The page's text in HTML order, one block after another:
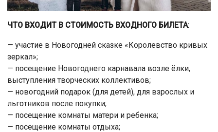
ЧТО ВХОДИТ В СТОИМОСТЬ ВХОДНОГО БИЛЕТА:
— участие в Новогодней сказке «Королевство кривых
зеркал»;
— посещение Новогоднего карнавала возле ёлки,
выступления творческих коллективов;
— новогодний подарок (для детей), для взрослых и
льготников после покупки;
— посещение комнаты матери и ребенка;
— посещение комнаты отдыха;